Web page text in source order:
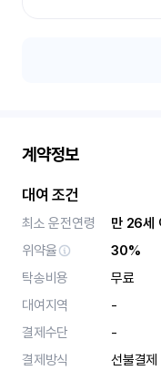
계약정보
대여 조건
최소 운전연령
만 26세
위약율
30%
탁송비용
무료
대여지역
-
결제수단
-
결제방식
선불결제